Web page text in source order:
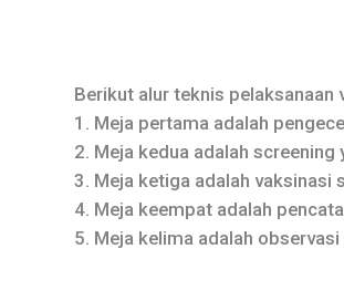
Berikut alur teknis pelaksanaan
1. Meja pertama adalah
2. Meja kedua adalah
3. Meja ketiga adalah vaksinasi
4. Meja keempat adalah
5. Meja kelima adalah